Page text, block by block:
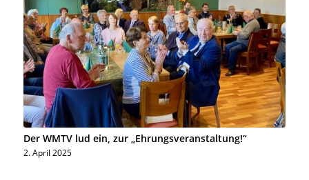
Der WMTV lud ein, zur „Ehrungsveranstaltung!“
2. April 2025